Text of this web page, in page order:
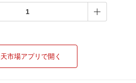
市場アプリで開く